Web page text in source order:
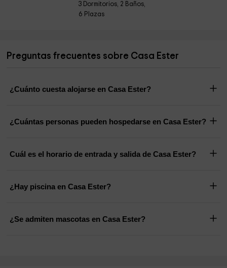
3 Dormitorios, 2 Baños,
6 Plazas
Preguntas frecuentes sobre Casa Ester
¿Cuánto cuesta alojarse en Casa Ester?
¿Cuántas personas pueden hospedarse en Casa Ester?
Cuál es el horario de entrada y salida de Casa Ester?
¿Hay piscina en Casa Ester?
¿Se admiten mascotas en Casa Ester?